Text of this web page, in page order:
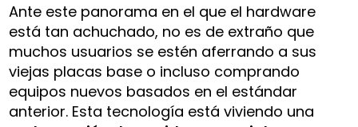
Ante este panorama en el que el hardware
está tan achuchado, no es de extraño que
muchos usuarios se estén aferrando a sus
viejas placas base o incluso comprando
equipos nuevos basados en el estándar
anterior. Esta tecnología está viviendo una